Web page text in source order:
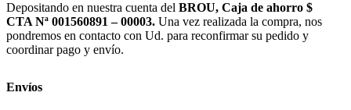
Depositando en nuestra cuenta del BROU, Caja de ahorro $
CTA Nª 001560891 – 00003. Una vez realizada la compra, nos
pondremos en contacto con Ud. para reconfirmar su pedido y
coordinar pago y envío.
Envíos